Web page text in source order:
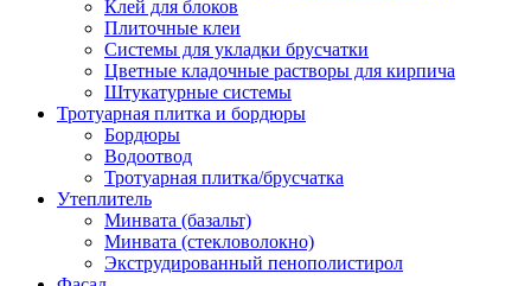
Клей для блоков
Плиточные клеи
Системы для укладки брусчатки
Цветные кладочные растворы для кирпича
Штукатурные системы
Тротуарная плитка и бордюры
Бордюры
Водоотвод
Тротуарная плитка/брусчатка
Утеплитель
Минвата (базальт)
Минвата (стекловолокно)
Экструдированный пенополистирол